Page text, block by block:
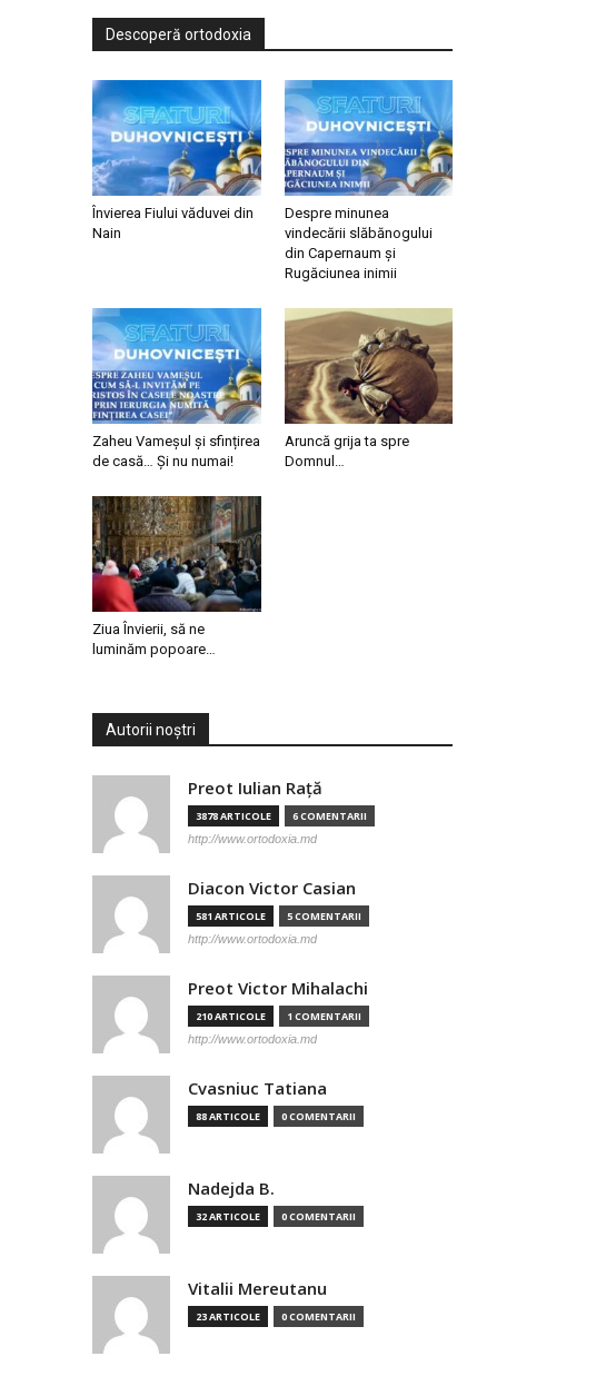
Descoperă ortodoxia
Învierea Fiului văduvei din
Nain
Despre minunea
vindecării slăbănogului
din Capernaum și
Rugăciunea inimii
Zaheu Vameșul și sfințirea
de casă… Și nu numai!
Aruncă grija ta spre
Domnul…
Ziua Învierii, să ne
luminăm popoare…
Autorii noștri
Preot Iulian Raţă
3878 ARTICOLE 6 COMENTARII
http://www.ortodoxia.md
Diacon Victor Casian
581 ARTICOLE 5 COMENTARII
http://www.ortodoxia.md
Preot Victor Mihalachi
210 ARTICOLE 1 COMENTARII
http://www.ortodoxia.md
Cvasniuc Tatiana
88 ARTICOLE 0 COMENTARII
Nadejda B.
32 ARTICOLE 0 COMENTARII
Vitalii Mereutanu
23 ARTICOLE 0 COMENTARII